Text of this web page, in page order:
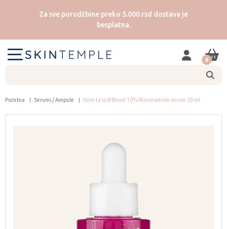
Za sve porudžbine preko 5.000 rsd dostava je
besplatna.
0
Početna Serumi / Ampule Nine Less B-Boost 10% Niacinamide serum 30 ml